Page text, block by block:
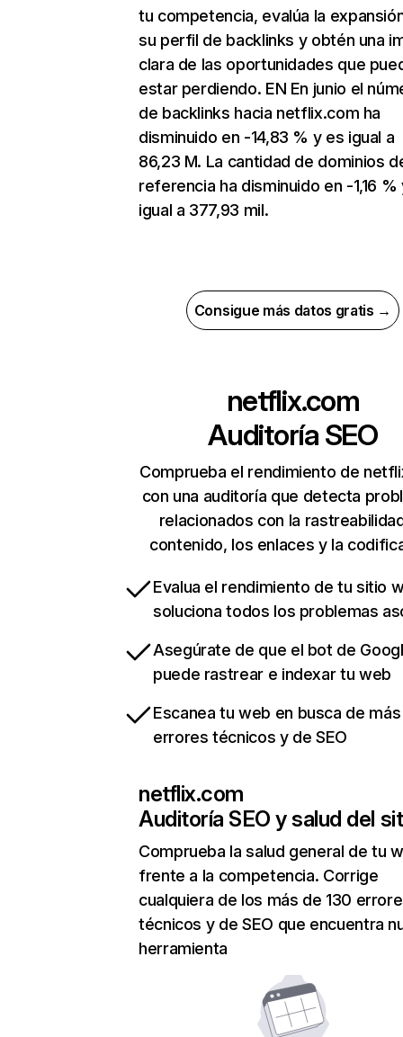
tu competencia, evalúa la
su perfil de backlinks y obtén una
clara de las oportunidades que
estar perdiendo. EN En junio el
de backlinks hacia netflix.com ha
disminuido en -14,83 % y es igual a
86,23 M. La cantidad de dominios
referencia ha disminuido en -1,16 %
igual a 377,93 mil.
Consigue más datos gratis →
netflix.com
Auditoría SEO
Comprueba el rendimiento de
con una auditoría que detecta
relacionados con la
contenido, los enlaces y la
Evalua el rendimiento de tu sitio
soluciona todos los problemas
Asegúrate de que el bot de
puede rastrear e indexar tu web
Escanea tu web en busca de
errores técnicos y de SEO
netflix.com
Auditoría SEO y salud del
Comprueba la salud general de tu
frente a la competencia. Corrige
cualquiera de los más de 130
técnicos y de SEO que encuentra
herramienta